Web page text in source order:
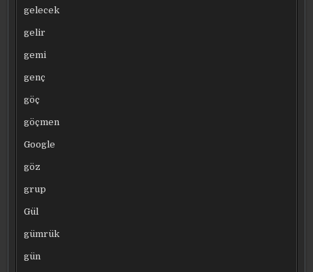
gelecek
gelir
gemi
genç
göç
göçmen
Google
göz
grup
Gül
gümrük
gün